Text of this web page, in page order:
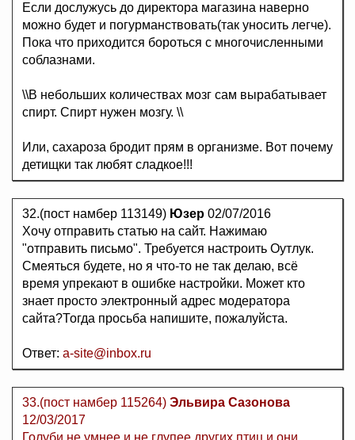
Если дослужусь до директора магазина наверно
можно будет и погурманствовать(так уносить легче).
Пока что приходится бороться с многочисленными
соблазнами.
\\В небольших количествах мозг сам вырабатывает
спирт. Спирт нужен мозгу. \\
Или, сахароза бродит прям в организме. Вот почему
детищки так любят сладкое!!!
32.(пост намбер 113149) Юзер 02/07/2016
Хочу отправить статью на сайт. Нажимаю
"отправить письмо". Требуется настроить Оутлук.
Смеяться будете, но я что-то не так делаю, всё
время упрекают в ошибке настройки. Может кто
знает просто электронный адрес модератора
сайта?Тогда просьба напишите, пожалуйста.
Ответ: a-site@inbox.ru
33.(пост намбер 115264) Эльвира Сазонова
12/03/2017